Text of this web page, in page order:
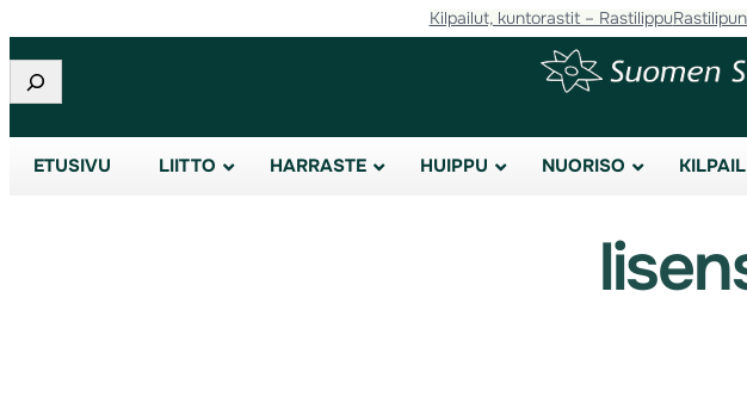
sisältöön
Kilpailut, kuntorastit – Rastilippu
Etsi
ETUSIVU LIITTO HARRASTE HUIPPU NUORISO